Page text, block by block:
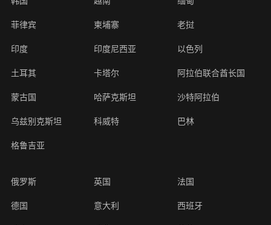
菲律宾 柬埔寨 老挝
印度 印度尼西亚 以色列
土耳其 卡塔尔 阿拉伯联合酋长国
蒙古国 哈萨克斯坦 沙特阿拉伯
乌兹别克斯坦 科威特 巴林
格鲁吉亚
俄罗斯 英国 法国
德国 意大利 西班牙